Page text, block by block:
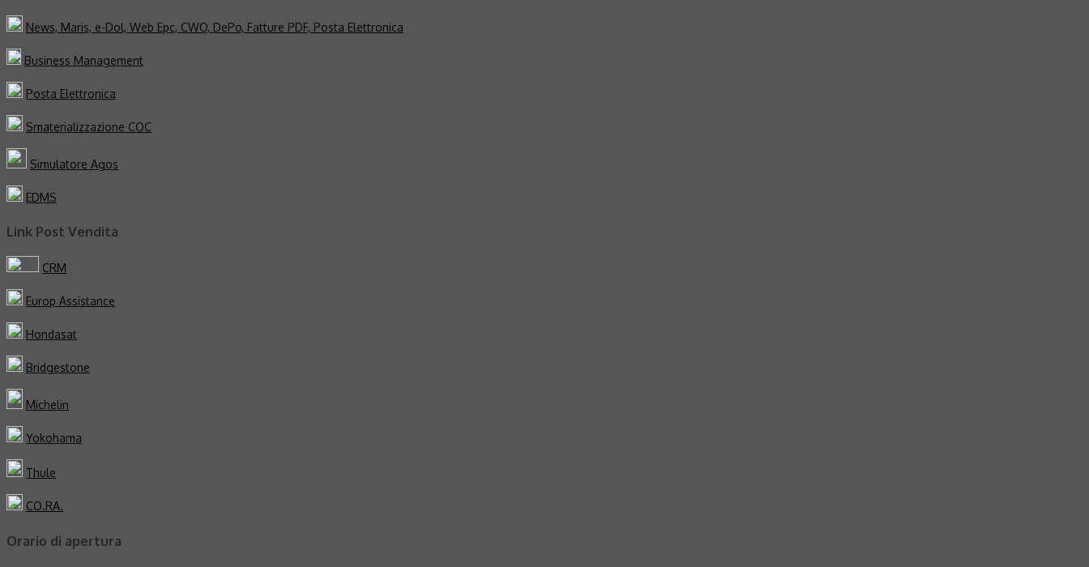
News, Maris, e-Dol, Web Epc, CWO, DePo, Fatture PDF, Posta Elettronica
Business Management
Posta Elettronica
Smaterializzazione COC
Simulatore Agos
EDMS
Link Post Vendita
CRM
Europ Assistance
Hondasat
Bridgestone
Michelin
Yokohama
Thule
CO.RA.
Orario di apertura